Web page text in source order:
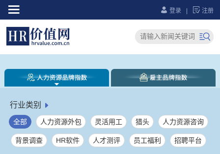
  登录  注册

行业类别 
全部 人力资源外包 灵活用工 猎头 人力资源咨询
背景调查 HR软件 人才测评 员工福利 招聘平台